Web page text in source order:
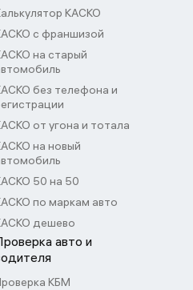
КАСКО
с франшизой
на старый
без телефона и
от угона и тотала
на новый
50 на 50
по маркам авто
дешево
авто и
КБМ